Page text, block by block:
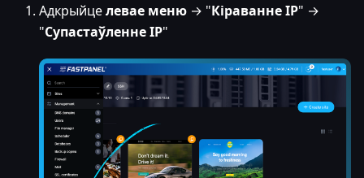
Адкрыйцелевае меню → "Кіраванне IP" →
"Супастаўленне IP"